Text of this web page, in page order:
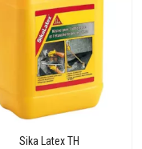
Sika Latex TH